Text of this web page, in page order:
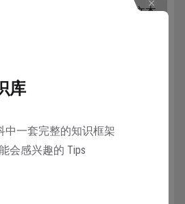
视觉上平衡阿拉伯/希伯来文本
库
中一套完整的知识框架
会感兴趣的 Tips